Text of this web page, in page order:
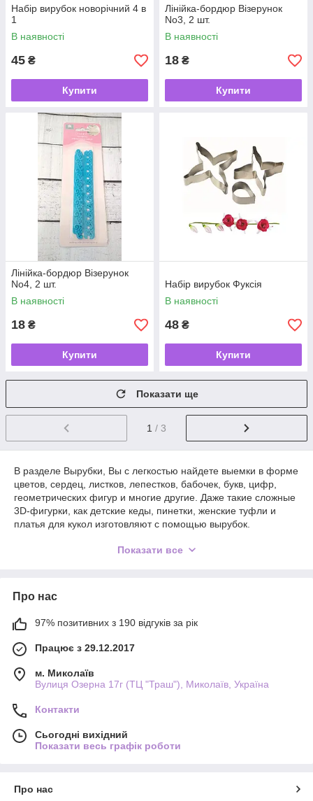
Набір вирубок новорічний 4 в
1
В наявності
45 ₴
Купити
Лінійка-бордюр Візерунок
No3, 2 шт.
В наявності
18 ₴
Купити
Лінійка-бордюр Візерунок
No4, 2 шт.
В наявності
18 ₴
Купити
Набір вирубок Фуксія
В наявності
48 ₴
Купити
Показати ще
1 / 3
В разделе Вырубки, Вы с легкостью найдете выемки в форме
цветов, сердец, листков, лепестков, бабочек, букв, цифр,
геометрических фигур и многие другие. Даже такие сложные
3D-фигурки, как детские кеды, пинетки, женские туфли и
платья для кукол изготовляют с помощью вырубок.
- на раскатанный лист мастики ставим вырубку и прижимаем
- отсоединяем вырезанную фигурку от листа мастики;
- сахарная фигурка готова.
Показати все
Про нас
97% позитивних з 190 відгуків за рік
Працює з 29.12.2017
м. Миколаїв
Вулиця Озерна 17г (ТЦ "Траш"), Миколаїв, Україна
Контакти
Сьогодні вихідний
Показати весь графік роботи
Про нас